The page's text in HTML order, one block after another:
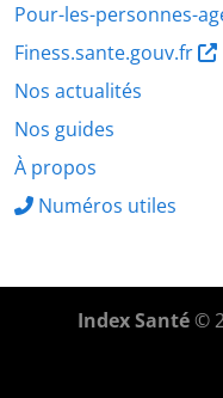
Pour-les-personnes-
Finess.sante.gouv.fr
Nos actualités
Nos guides
À propos
Numéros utiles
Index Santé©